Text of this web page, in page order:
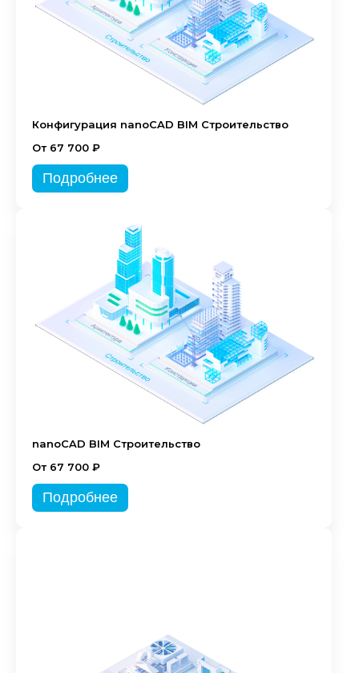
Конфигурация nanoCAD BIM Строительство
От 67 700 ₽
Подробнее
nanoCAD BIM Строительство
От 67 700 ₽
Подробнее